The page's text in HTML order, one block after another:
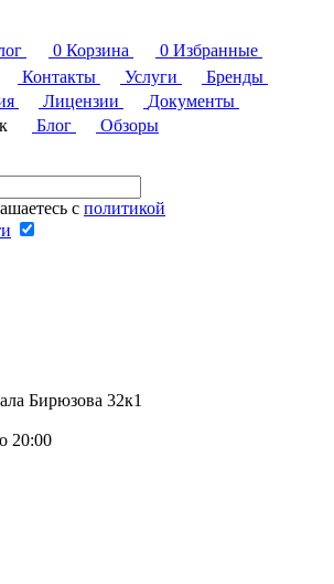
0 Корзина 0 Избранные
Контакты Услуги
Бренды
Лицензии
Документы
Блог
Обзоры
с политикой
Бирюзова 32к1
20:00